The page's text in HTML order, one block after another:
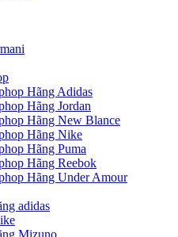
Hãng Adidas
Hãng Jordan
Hãng New Blance
Hãng Nike
Hãng Puma
Hãng Reebok
Hãng Under Amour
adidas
Mizuno